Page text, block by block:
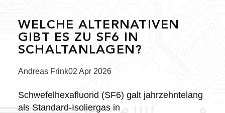
WELCHE ALTERNATIVEN
GIBT ES ZU SF6 IN
SCHALTANLAGEN?
Posted
Andreas Frink02 Apr 2026
Schwefelhexafluorid (SF6) galt jahrzehntelang
als Standard-Isoliergas in